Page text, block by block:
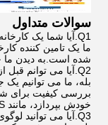
سوالات متداول
Q1.آیا شما یک کارخانه یا کارخانه تجاری هستید؟
ما یک تامین کننده
شده است.به دیدن ما
Q2.آیا می توانم قبل از سفارش یک جفت نمونه بپرسم؟
بله، ما می توانیم
بررسی کیفیت برای
خودش بپردازد، مانند DHL، TNT، Fedex، EMS و غیره
Q3.آیا می توانید لوگوی ما را روی کفش خود بسازید؟